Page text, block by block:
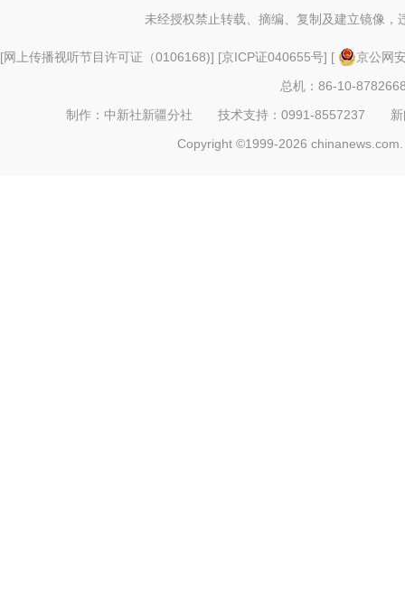
未经授权禁止转载、摘编、复制及建立镜像，
[网上传播视听节目许可证（0106168)] [京ICP证040655号] [
京公网
总机：86-10-
制作：中新社新疆分社 技术支持：0991-8557237
Copyright ©1999-2026